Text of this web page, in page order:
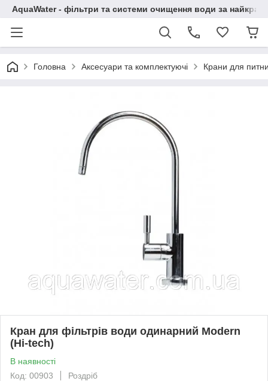
AquaWater - фільтри та системи очищення води за
Головна Аксесуари та комплектуючі Крани для
Кран для фільтрів води одинарний Modern
(Hi-tech)
В наявності
Код: 00903
Роздріб